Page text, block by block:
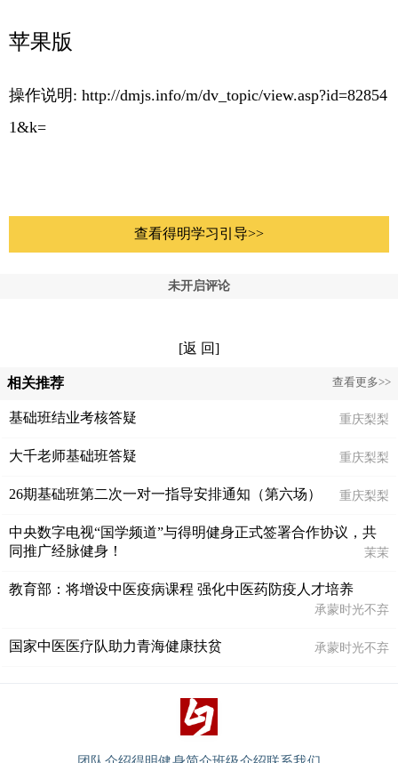
苹果版
操作说明: http://dmjs.info/m/dv_topic/view.asp?id=82854
1&k=
查看得明学习引导>>
未开启评论
[返 回]
相关推荐 查看更多>>
基础班结业考核答疑 重庆梨梨
大千老师基础班答疑 重庆梨梨
26期基础班第二次一对一指导安排通知（第六场） 重庆梨梨
中央数字电视“国学频道”与得明健身正式签署合作协议，共
同推广经脉健身！
茉茉
教育部：将增设中医疫病课程 强化中医药防疫人才培养
承蒙时光不弃
国家中医医疗队助力青海健康扶贫 承蒙时光不弃